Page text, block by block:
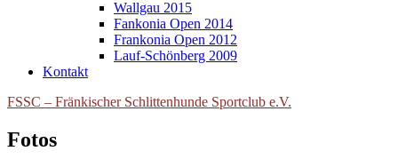
Wallgau 2015
Fankonia Open 2014
Frankonia Open 2012
Lauf-Schönberg 2009
Kontakt
FSSC – Fränkischer Schlittenhunde Sportclub e.V.
Fotos